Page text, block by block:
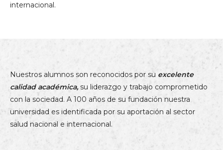
internacional.
Nuestros alumnos son reconocidos por su excelente
calidad académica,su liderazgo y trabajo comprometido
con la sociedad. A 100 años de su fundación nuestra
universidad es identificada por su aportación al sector
salud nacional e internacional.